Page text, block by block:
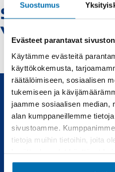
Suostumus
Evästeet parantavat
Käytämme evästeitä
käyttökokemusta,
räätälöimiseen, sosiaalisen
tukemiseen ja
jaamme sosiaalisen median,
alan kumppaneillemme
sivustoamme.
tietoja muihin tietoihin, joita
Skoda-
Vaihtoautot
Uudet ja käytetyt autot, sekä
Automyynti